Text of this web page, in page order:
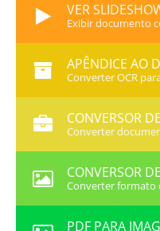
VER
Exibir documento
APÊNDICE AO
Converter OCR
CONVERSOR
Converter
CONVERSOR
Converter formato
PDF PARA